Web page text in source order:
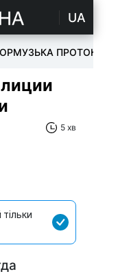
UA
ОРМУЗЬКА ПРОТОКА
5 хв